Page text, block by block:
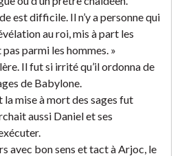
est difficile. Il n’y a personne qui
au roi, mis à part les
parmi les hommes. »
Il fut si irrité qu’il ordonna de
de Babylone.
mise à mort des sages fut
aussi Daniel et ses
avec bon sens et tact à Arjoc, le